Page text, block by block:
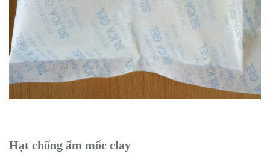
Hạt chống ẩm mốc clay